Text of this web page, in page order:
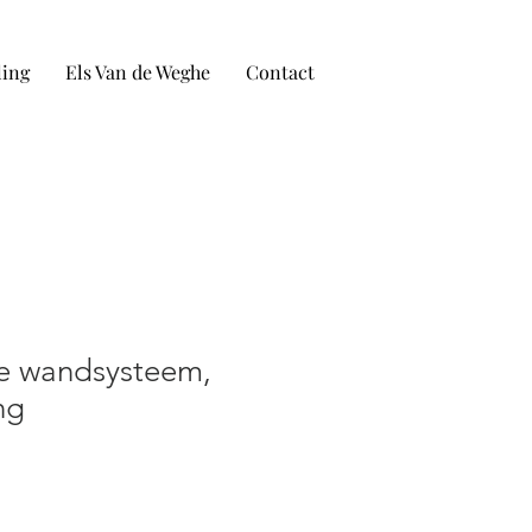
Els Van de Weghe Contact
wandsysteem,